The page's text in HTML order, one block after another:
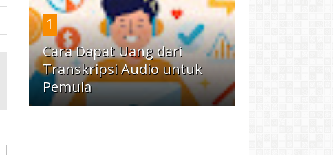
1
Cara Dapat Uang dari
Transkripsi Audio untuk
Pemula